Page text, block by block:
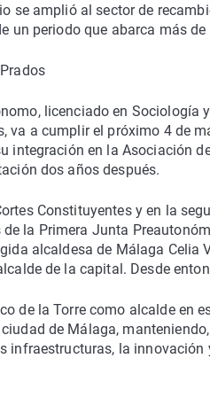
se amplió al sector de
un periodo que abarca más
licenciado en Sociología
va a cumplir el próximo 4 de
integración en la Asociación
dos años después.
Constituyentes y en la
la Primera Junta
alcaldesa de Málaga
de la capital. Desde
de la Torre como alcalde en
de Málaga,
infraestructuras, la innovación